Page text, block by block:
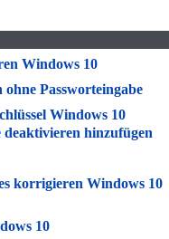
Windows 10
Passworteingabe
Windows 10
hinzufügen
korrigieren Windows 10
10